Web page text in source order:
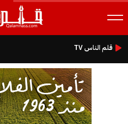
قلم الناس TV